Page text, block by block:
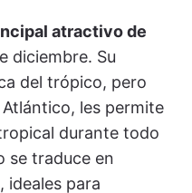
atractivo de
diciembre. Su
del trópico, pero
les permite
durante todo
se traduce en
ideales para